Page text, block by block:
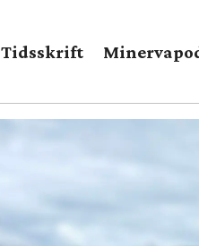
Tidsskrift